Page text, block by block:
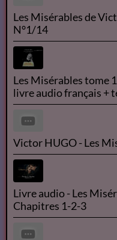
Les Misérables de
N°1/14
Les Misérables tome
livre audio français +
Victor HUGO - Les
Livre audio - Les
Chapitres 1-2-3